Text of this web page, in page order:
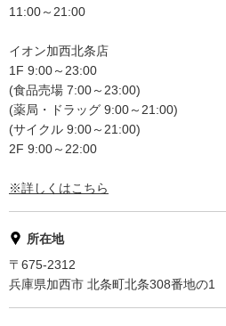
11:00～21:00
イオン加西北条店
1F 9:00～23:00
(食品売場 7:00～23:00)
(薬局・ドラッグ 9:00～21:00)
(サイクル 9:00～21:00)
2F 9:00～22:00
※詳しくはこちら
所在地
〒675-2312
兵庫県加西市 北条町北条308番地の1